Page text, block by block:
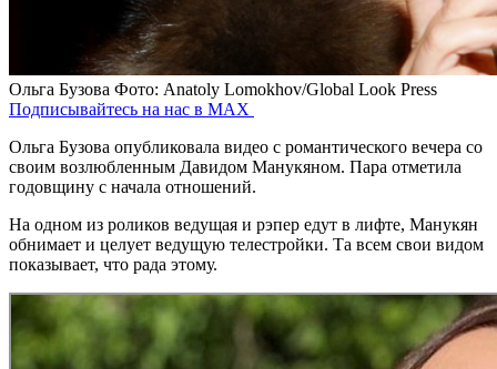
Ольга Бузова Фото: Anatoly Lomokhov/Global Look Press
Подписывайтесь на нас в MAX
Ольга Бузова опубликовала видео с романтического вечера со
своим возлюбленным Давидом Манукяном. Пара отметила
годовщину с начала отношений.
На одном из роликов ведущая и рэпер едут в лифте, Манукян
обнимает и целует ведущую телестройки. Та всем свои видом
показывает, что рада этому.